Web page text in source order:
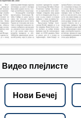
Видео плејлисте
Нови Бечеј